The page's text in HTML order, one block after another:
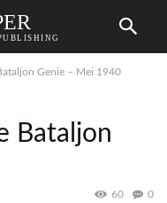
Genie – Mei 1940
Bataljon
0
60